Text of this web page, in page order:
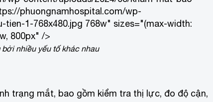
phuongnamhospital.com/wp-
1-768x480.jpg 768w" sizes="(max-width:
800px" />
nhiều yếu tố khác nhau
trạng mắt, bao gồm kiểm tra thị lực, đo độ cận,